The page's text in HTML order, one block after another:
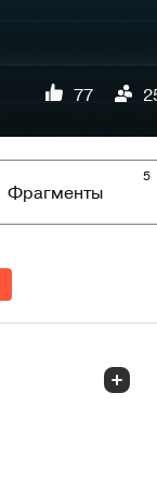
77
5
Фрагменты